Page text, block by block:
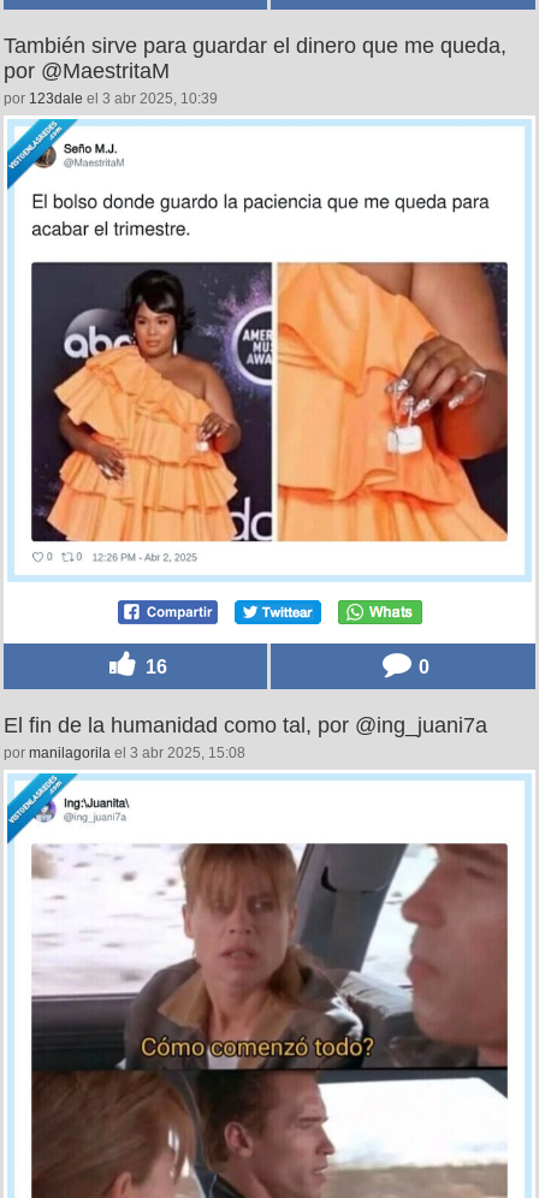
También sirve para guardar el dinero que me queda,
por @MaestritaM
por 123dale el 3 abr 2025, 10:39
16 0
El fin de la humanidad como tal, por @ing_juani7a
por manilagorila el 3 abr 2025, 15:08